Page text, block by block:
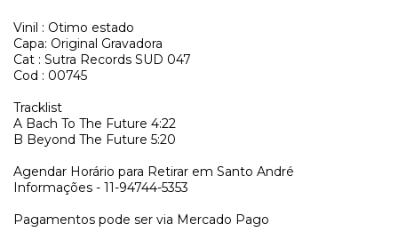
Vinil : Otimo estado
Capa: Original Gravadora
Cat : Sutra Records SUD 047
Cod : 00745
Tracklist
A Bach To The Future 4:22
B Beyond The Future 5:20
Agendar Horário para Retirar em Santo André
Informações - 11-94744-5353
Pagamentos pode ser via Mercado Pago